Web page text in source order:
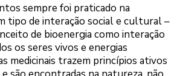
sempre foi praticado na
tipo de interação social e cultural –
de bioenergia como interação
os seres vivos e energias
medicinais trazem princípios ativos